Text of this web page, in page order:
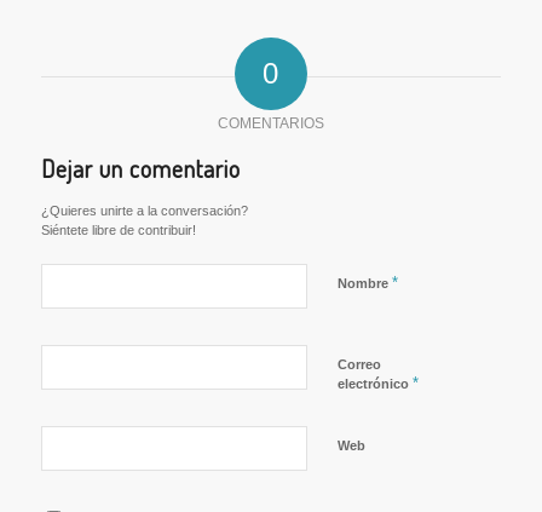
0
COMENTARIOS
Dejar un comentario
¿Quieres unirte a la conversación?
Siéntete libre de contribuir!
Nombre *
Correo
electrónico *
Web